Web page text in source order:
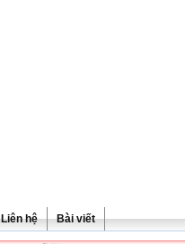
Liên hệ Bài viết